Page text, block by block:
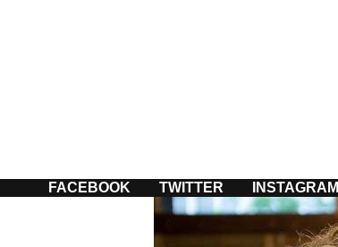
FACEBOOK TWITTER INSTAGRAM